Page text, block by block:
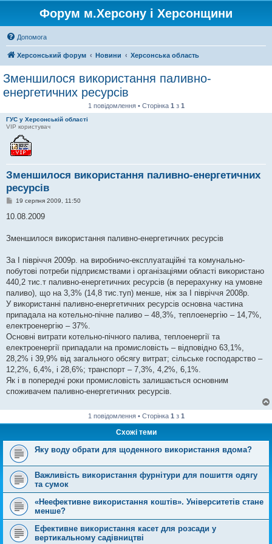
Форум м.Херсону і Херсонщини
Допомога
Херсонський форум Новини Херсонська область
Зменшилося використання паливно-
енергетичних ресурсів
1 повідомлення • Сторінка 1 з 1
ГУС у Херсонській області
VIP користувач
Зменшилося використання паливно-енергетичних
ресурсів
П
в
о
е
н
я
19 серпня 2009, 11:50
10.08.2009
Зменшилося використання паливно-енергетичних ресурсів
За І півріччя 2009р. на виробничо-експлуатаційні та комунально-
побутові потреби підприємствами і організаціями області використано
440,2 тис.т паливно-енергетичних ресурсів (в перерахунку на умовне
паливо), що на 3,3% (14,8 тис.туп) менше, ніж за І півріччя 2008р.
У використанні паливно-енергетичних ресурсів основна частина
припадала на котельно-пічне паливо – 48,3%, теплоенергію – 14,7%,
електроенергію – 37%.
Основні витрати котельно-пічного палива, теплоенергії та
електроенергії припадали на промисловість – відповідно 63,1%,
28,2% і 39,9% від загального обсягу витрат; сільське господарство –
12,2%, 6,4%, і 28,6%; транспорт – 7,3%, 4,2%, 6,1%.
Як і в попередні роки промисловість залишається основним
споживачем паливно-енергетичних ресурсів.
1 повідомлення • Сторінка 1 з 1
Схожі теми
Яку воду обрати для щоденного використання вдома?
Важливість використання фурнітури для пошиття одягу
та сумок
«Неефективне використання коштів». Університетів стане
менше?
Ефективне використання касет для розсади у
вертикальному садівництві